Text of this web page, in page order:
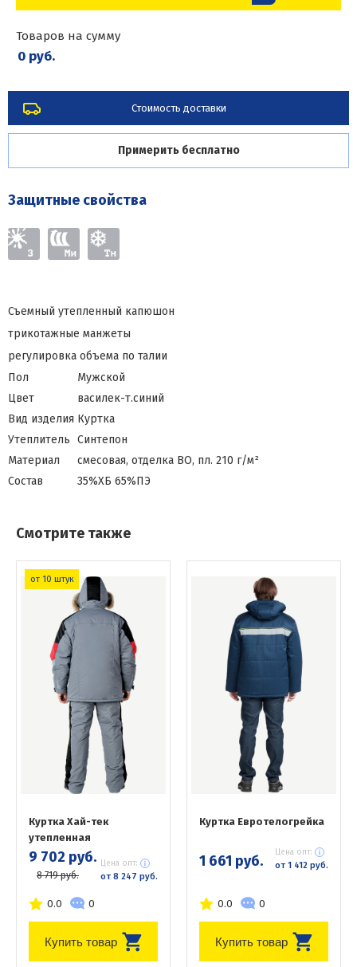
Товаров на сумму
0 руб.
Стоимость доставки
Примерить бесплатно
Защитные свойства
Съемный утепленный капюшон
трикотажные манжеты
регулировка объема по талии
Пол
Мужской
Цвет
василек-т.синий
Вид изделия Куртка
Утеплитель Синтепон
Материал
смесовая, отделка ВО, пл. 210 г/м²
Состав
35%ХБ 65%ПЭ
Смотрите также
от 10 штук
Куртка Хай-тек
утепленная
9 702 руб.
8 719 руб.
Цена опт:
от 8 247 руб.
0.0 0
Купить товар
Куртка Евротелогрейка
1 661 руб. Цена опт:
от 1 412 руб.
0.0 0
Купить товар